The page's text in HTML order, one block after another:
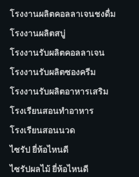
โรงงานผลิตคอลลาเจนชงดื่ม
โรงงานผลิตสบู่
โรงงานรับผลิตคอลลาเจน
โรงงานรับผลิตซองครีม
โรงงานรับผลิตอาหารเสริม
โรงเรียนสอนทำอาหาร
โรงเรียนสอนนวด
ไซรัป ยี่ห้อไหนดี
ไซรัปผลไม้ ยี่ห้อไหนดี